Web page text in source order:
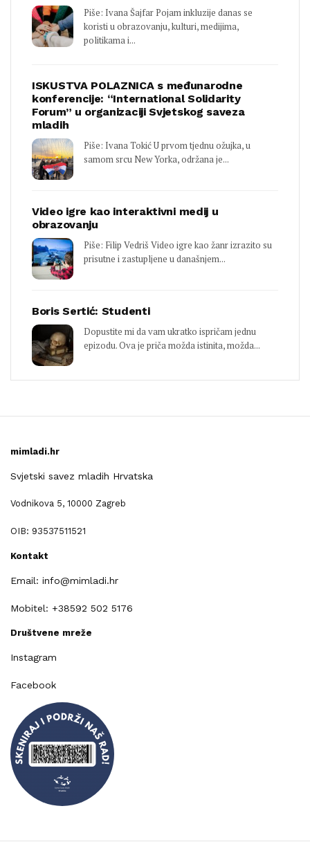
Piše: Ivana Šajfar Pojam inkluzije danas se
koristi u obrazovanju, kulturi, medijima,
politikama i...
ISKUSTVA POLAZNICA s međunarodne
konferencije: “International Solidarity
Forum” u organizaciji Svjetskog saveza
mladih
Piše: Ivana Tokić U prvom tjednu ožujka, u
samom srcu New Yorka, održana je...
Video igre kao interaktivni medij u
obrazovanju
Piše: Filip Vedriš Video igre kao žanr izrazito su
prisutne i zastupljene u današnjem...
Boris Sertić: Studenti
Dopustite mi da vam ukratko ispričam jednu
epizodu. Ova je priča možda istinita, možda...
mimladi.hr
Svjetski savez mladih Hrvatska
Vodnikova 5, 10000 Zagreb
OIB: 93537511521
Kontakt
Email: info@mimladi.hr
Mobitel: +38592 502 5176
Društvene mreže
Instagram
Facebook